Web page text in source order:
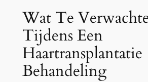
Wat Te
Tijdens Een
Haartransplantatie
Behandeling